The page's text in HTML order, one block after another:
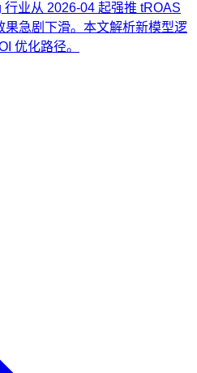
业从 2026-04 起强推 tROAS
果急剧下滑。本文解析新模型逻
优化路径。